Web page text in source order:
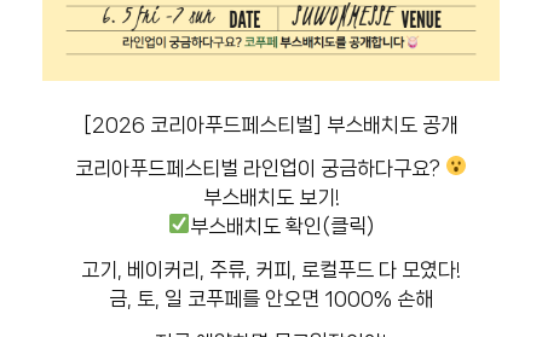
[2026 코리아푸드페스티벌] 부스배치도 공개
코리아푸드페스티벌 라인업이 궁금하다구요?
부스배치도 보기!
부스배치도 확인(클릭)
고기, 베이커리, 주류, 커피, 로컬푸드 다 모였다!
금, 토, 일 코푸페를 안오면 1000% 손해